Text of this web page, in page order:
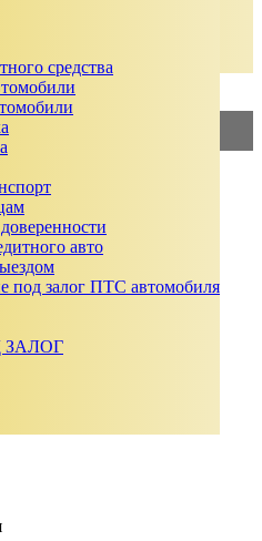
средства
авто
под залог ПТС автомобиля
у вас